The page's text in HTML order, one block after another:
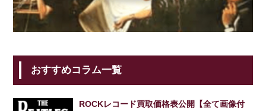
おすすめコラム一覧
ROCKレコード買取価格表公開【全て画像付